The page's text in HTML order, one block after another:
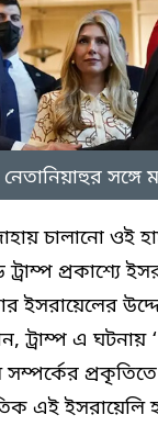
সঙ্গে
চালানো ওই
ট্রাম্প প্রকাশ্যে
ইসরায়েলের
ট্রাম্প এ ঘটনায়
সম্পর্কের
এই ইসরায়েলি